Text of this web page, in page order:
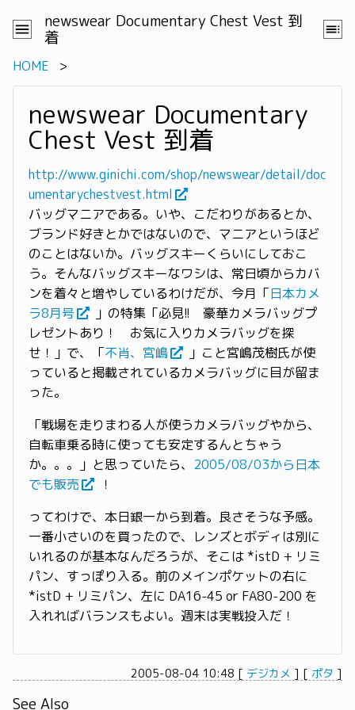
newswear Documentary Chest Vest 到
着
HOME
newswear Documentary
Chest Vest 到着
http://www.ginichi.com/shop/newswear/detail/doc
umentarychestvest.html
バッグマニアである。いや、こだわりがあるとか、
ブランド好きとかではないので、マニアというほど
のことはないか。バッグスキーくらいにしておこ
う。そんなバッグスキーなワシは、常日頃からカバ
ンを着々と増やしているわけだが、今月「日本カメ
ラ8月号
」の特集「必見!! 豪華カメラバッグプ
レゼントあり！ お気に入りカメラバッグを探
せ！」で、「不肖、宮嶋
」こと宮嶋茂樹氏が使
っていると掲載されているカメラバッグに目が留ま
った。
「戦場を走りまわる人が使うカメラバッグやから、
自転車乗る時に使っても安定するんとちゃう
か。。。」と思っていたら、 2005/08/03から日本
でも販売
！
ってわけで、本日銀一から到着。良さそうな予感。
一番小さいのを買ったので、レンズとボディは別に
いれるのが基本なんだろうが、そこは *istD + リミ
パン、すっぽり入る。前のメインポケットの右に
*istD + リミパン、左に DA16-45 or FA80-200 を
入れればバランスもよい。週末は実戦投入だ！
2005-08-04 10:48 [ デジカメ ] [ ポタ ]
See Also